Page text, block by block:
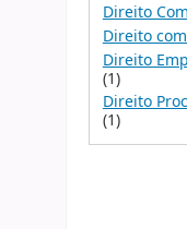
Direito
Direito
Direito
(1)
Direito
(1)